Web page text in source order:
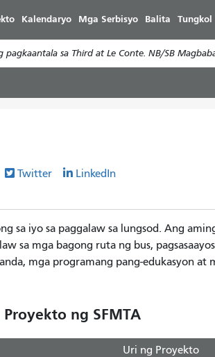
Kalendaryo Mga Serbisyo Balita
pagkaantala sa Third at Le Conte. NB/SB
Twitter LinkedIn
sa iyo sa paggalaw sa lungsod. Ang
sa mga bagong ruta ng bus,
mga programang pang-edukasyon at
ng SFMTA
Uri ng Proyekto